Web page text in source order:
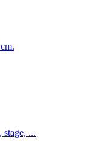
stage, ...